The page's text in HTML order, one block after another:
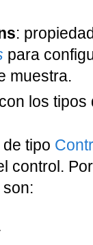
:
para
muestra.
los tipos
tipo
control.